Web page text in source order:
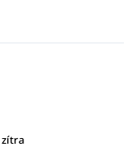
zítra